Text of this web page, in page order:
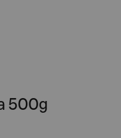
500g